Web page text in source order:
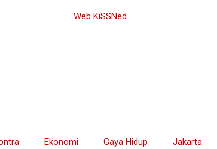
Ekonomi Gaya Hidup Jakarta